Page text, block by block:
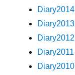
Diary2014
Diary2013
Diary2012
Diary2011
Diary2010